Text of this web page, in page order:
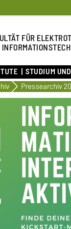
FÜR
STUDIUM
Pressearchiv